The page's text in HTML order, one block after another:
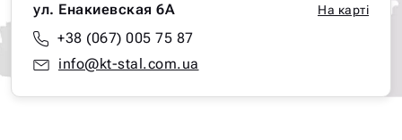
ул. Енакиевская 6А На карті
+38 (067) 005 75 87
info@kt-stal.com.ua